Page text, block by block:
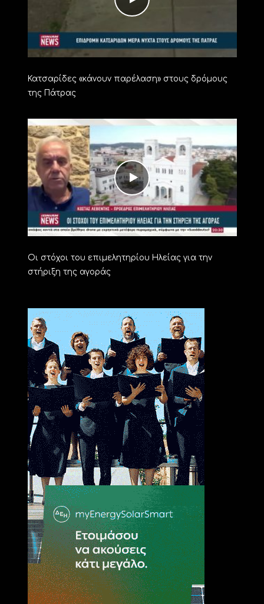
Κατσαρίδες «κάνουν παρέλαση» στους δρόμους
της Πάτρας
Οι στόχοι του επιμελητηρίου Ηλείας για την
στήριξη της αγοράς